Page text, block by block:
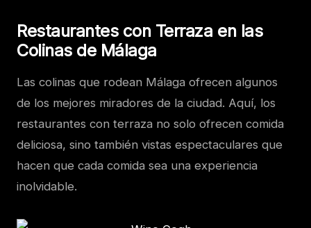
Restaurantes con Terraza en las
Colinas de Málaga
Las colinas que rodean Málaga ofrecen algunos
de los mejores miradores de la ciudad. Aquí, los
restaurantes con terraza no solo ofrecen comida
deliciosa, sino también vistas espectaculares que
hacen que cada comida sea una experiencia
inolvidable.